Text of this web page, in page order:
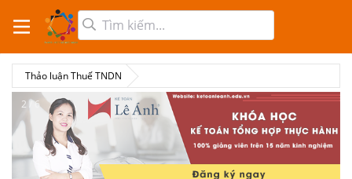
Thảo luận Thuế TNDN
2 / 6